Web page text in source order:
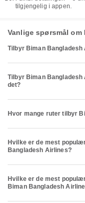
tilgjengelig i appen.
Vanlige spørsmål om
Tilbyr Biman
Tilbyr Biman
det?
Hvor mange ruter tilbyr
Hvilke er de mest
Bangladesh Airlines?
Hvilke er de mest
Biman Bangladesh